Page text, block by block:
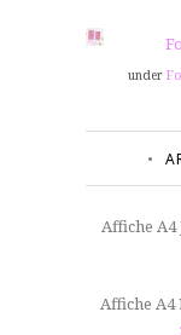
under
Affiche
Affiche